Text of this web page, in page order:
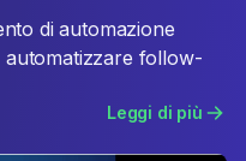
di automazione
follow-
Leggi di più